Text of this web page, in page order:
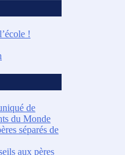
!
de
du Monde
séparés de
aux pères